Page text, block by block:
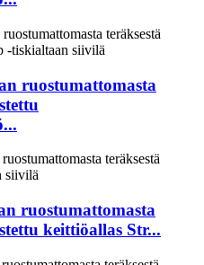
ruostumattomasta
ruostumattomasta
keittiöallas Str...